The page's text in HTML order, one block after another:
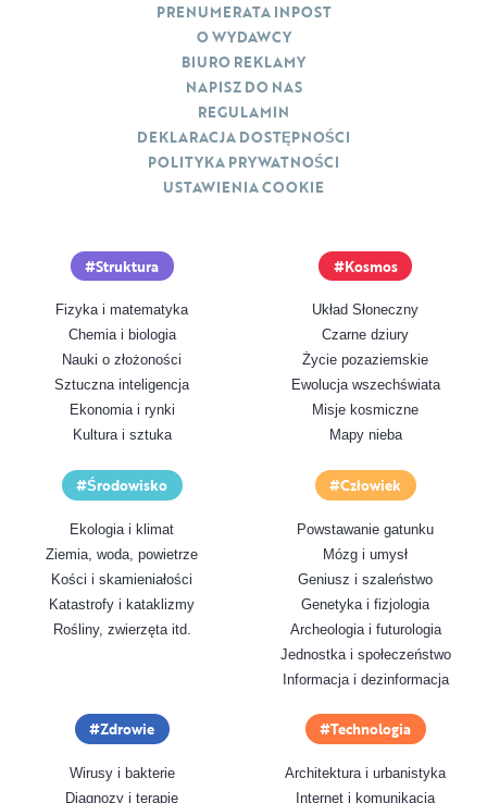
Struktura
Fizyka i matematyka
Chemia i biologia
Nauki o złożoności
Sztuczna inteligencja
Ekonomia i rynki
Kultura i sztuka
Kosmos
Układ Słoneczny
Czarne dziury
Życie pozaziemskie
Ewolucja wszechświata
Misje kosmiczne
Mapy nieba
Środowisko
Ekologia i klimat
Ziemia, woda, powietrze
Kości i skamieniałości
Katastrofy i kataklizmy
Rośliny, zwierzęta itd.
Człowiek
Powstawanie gatunku
Mózg i umysł
Geniusz i szaleństwo
Genetyka i fizjologia
Archeologia i futurologia
Jednostka i społeczeństwo
Informacja i dezinformacja
Zdrowie
Wirusy i bakterie
Diagnozy i terapie
Technologia
Architektura i urbanistyka
Internet i komunikacja
PRENUMERATA INPOST
O WYDAWCY
BIURO REKLAMY
NAPISZ DO NAS
REGULAMIN
DEKLARACJA DOSTĘPNOŚCI
POLITYKA PRYWATNOŚCI
USTAWIENIA COOKIE